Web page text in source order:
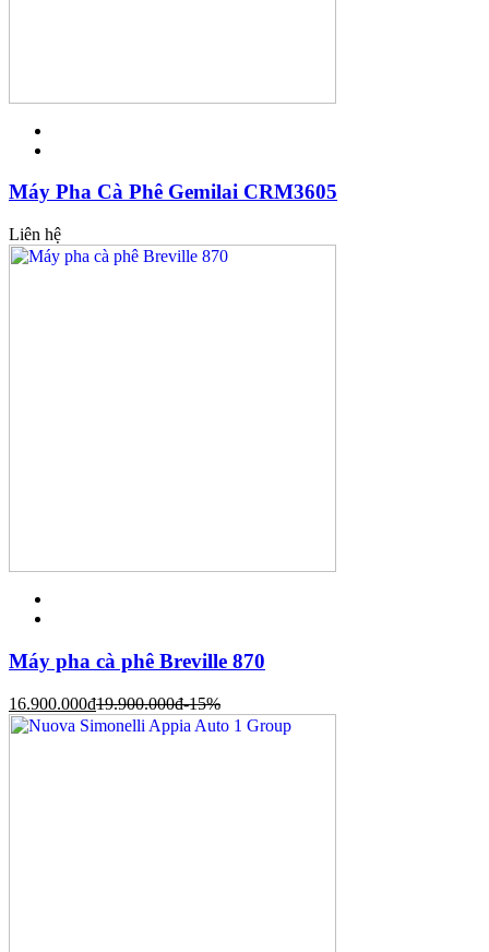
Máy Pha Cà Phê Gemilai CRM3605
Liên hệ
Máy pha cà phê Breville 870
16.900.000đ19.900.000đ-15%